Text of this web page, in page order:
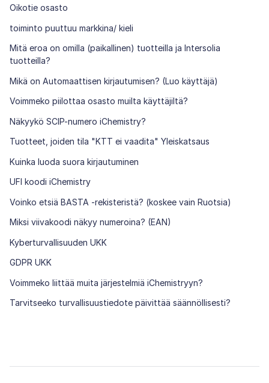
Oikotie osasto
toiminto puuttuu markkina/ kieli
Mitä eroa on omilla (paikallinen) tuotteilla ja Intersolia
tuotteilla?
Mikä on Automaattisen kirjautumisen? (Luo käyttäjä)
Voimmeko piilottaa osasto muilta käyttäjiltä?
Näkyykö SCIP-numero iChemistry?
Tuotteet, joiden tila "KTT ei vaadita" Yleiskatsaus
Kuinka luoda suora kirjautuminen
UFI koodi iChemistry
Voinko etsiä BASTA -rekisteristä? (koskee vain Ruotsia)
Miksi viivakoodi näkyy numeroina? (EAN)
Kyberturvallisuuden UKK
GDPR UKK
Voimmeko liittää muita järjestelmiä iChemistryyn?
Tarvitseeko turvallisuustiedote päivittää säännöllisesti?